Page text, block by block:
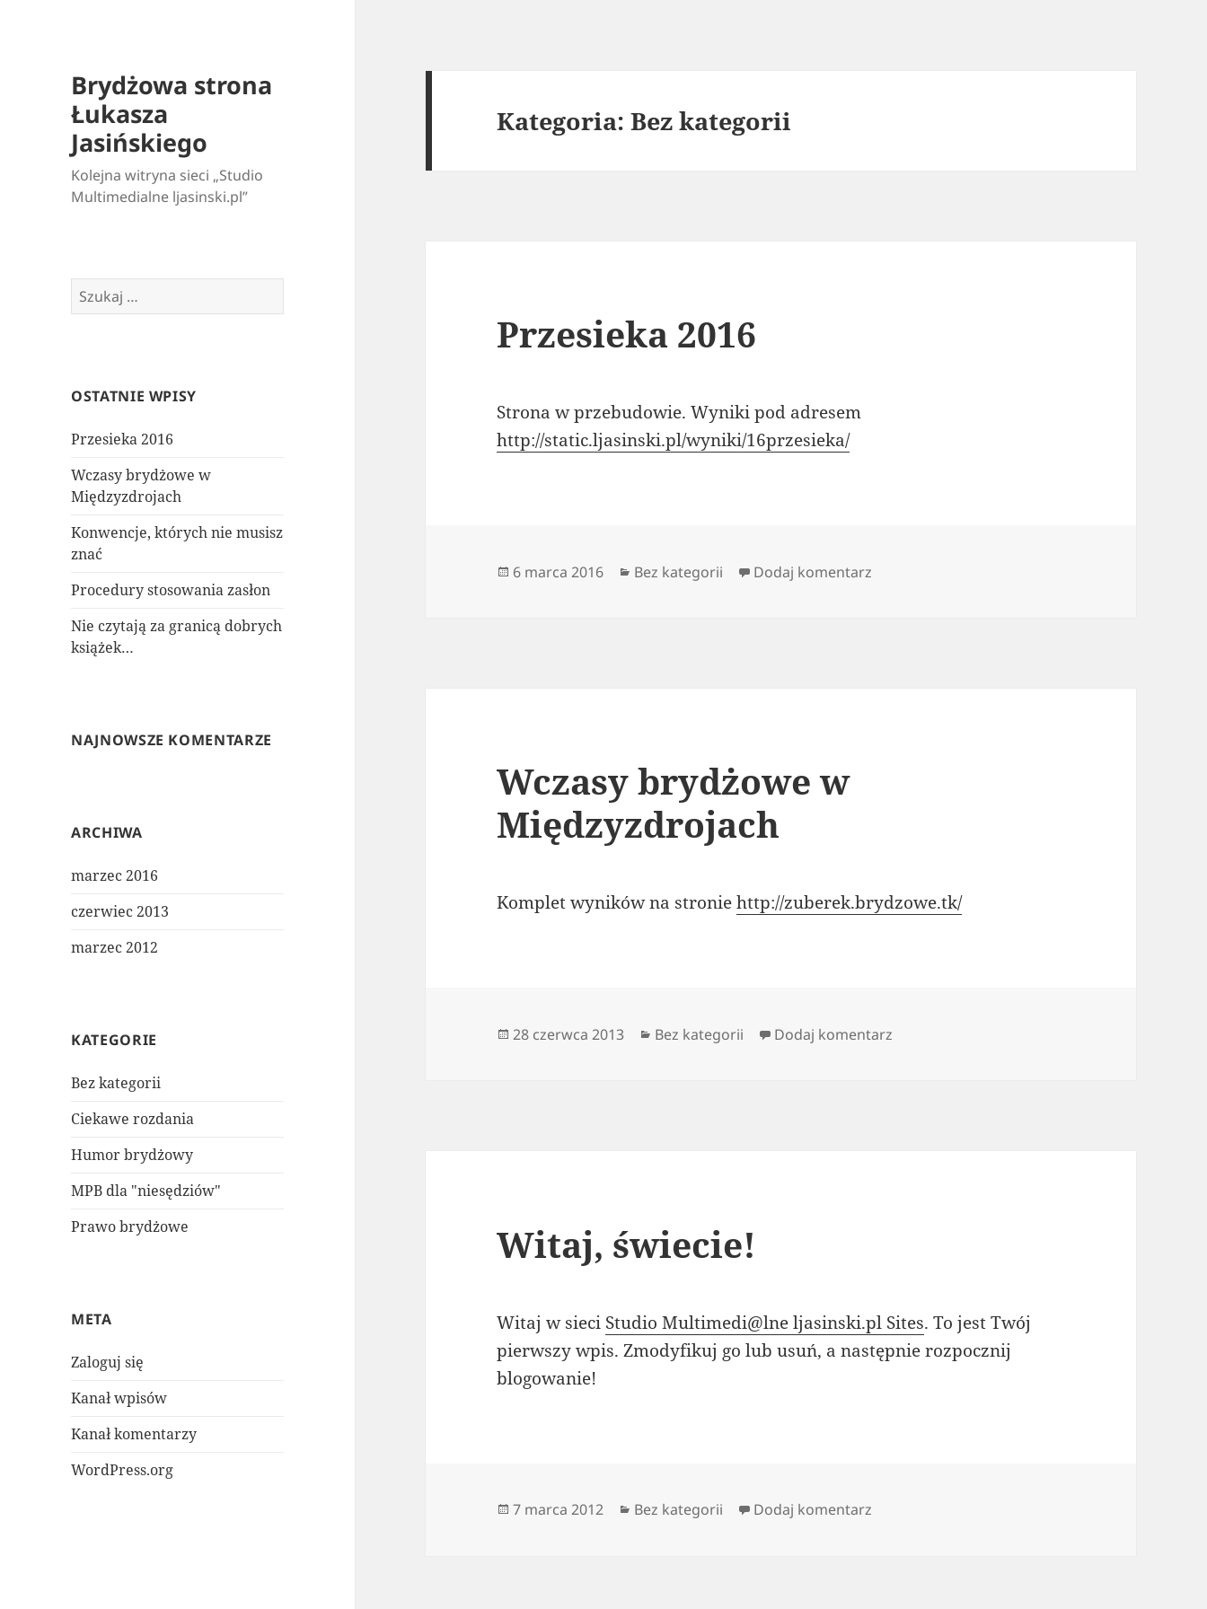
Brydżowa strona
Łukasza
Jasińskiego
Kolejna witryna sieci „Studio
Multimedialne ljasinski.pl”
Szukaj:
OSTATNIE WPISY
Przesieka 2016
Wczasy brydżowe w
Międzyzdrojach
Konwencje, których nie musisz
znać
Procedury stosowania zasłon
Nie czytają za granicą dobrych
książek…
NAJNOWSZE KOMENTARZE
ARCHIWA
marzec 2016
czerwiec 2013
marzec 2012
KATEGORIE
Bez kategorii
Ciekawe rozdania
Humor brydżowy
MPB dla "niesędziów"
Prawo brydżowe
META
Zaloguj się
Kanał wpisów
Kanał komentarzy
WordPress.org
Kategoria:Bez kategorii
Przesieka 2016
Strona w przebudowie. Wyniki pod adresem
http://static.ljasinski.pl/wyniki/16przesieka/
Data
6 marca 2016 Kategorie
Bez kategorii Dodaj komentarz
Wczasy brydżowe w
Międzyzdrojach
Komplet wyników na stroniehttp://zuberek.brydzowe.tk/
Data
28 czerwca 2013 Kategorie
Bez kategorii Dodaj komentarz
Witaj, świecie!
Witaj w sieci Studio Multimedi@lne ljasinski.pl Sites. To jest Twój
pierwszy wpis. Zmodyfikuj go lub usuń, a następnie rozpocznij
blogowanie!
Data
7 marca 2012 Kategorie
Bez kategorii Dodaj komentarz